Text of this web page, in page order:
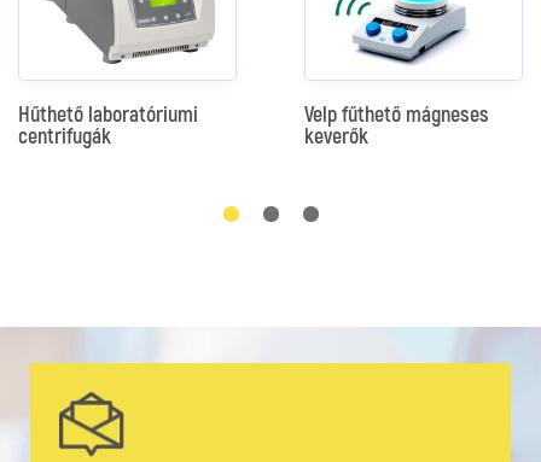
Hűthető laboratóriumi
centrifugák
Velp fűthető mágneses
keverők